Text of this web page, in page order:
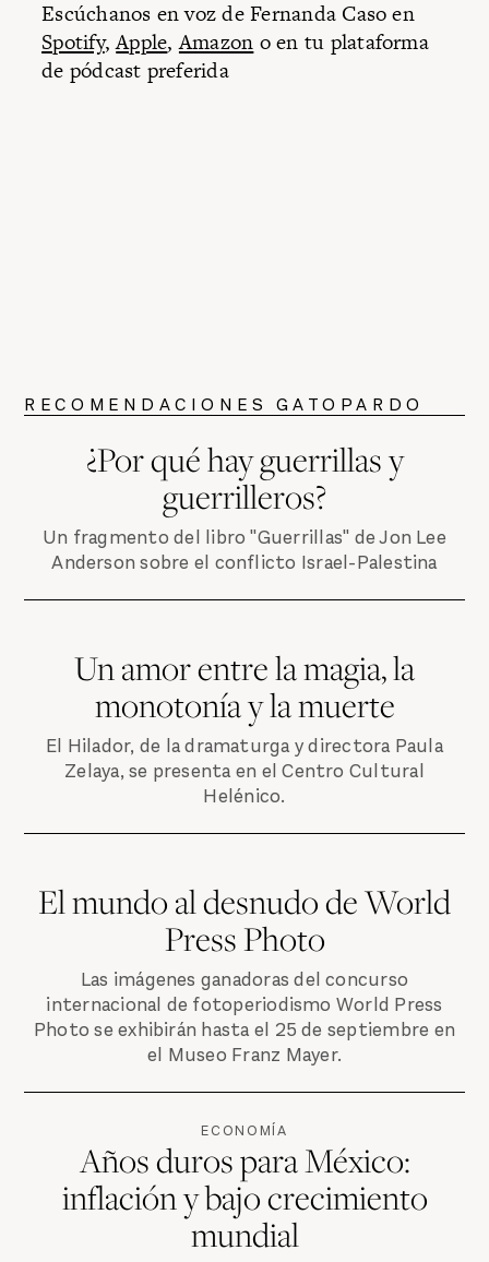
Escúchanos en voz de Fernanda Caso en
Spotify,Apple,Amazon o en tu plataforma
de pódcast preferida
RECOMENDACIONES GATOPARDO
¿Por qué hay guerrillas y
guerrilleros?
Un fragmento del libro "Guerrillas" de Jon Lee
Anderson sobre el conflicto Israel-Palestina
Un amor entre la magia, la
monotonía y la muerte
El Hilador, de la dramaturga y directora Paula
Zelaya, se presenta en el Centro Cultural
Helénico.
El mundo al desnudo de World
Press Photo
Las imágenes ganadoras del concurso
internacional de fotoperiodismo World Press
Photo se exhibirán hasta el 25 de septiembre en
el Museo Franz Mayer.
ECONOMÍA
Años duros para México:
inflación y bajo crecimiento
mundial